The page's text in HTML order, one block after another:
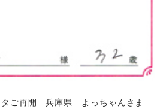
タご再開 兵庫県 よっちゃんさま